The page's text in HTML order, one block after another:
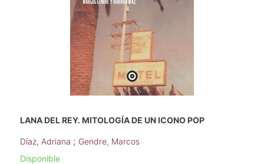
LANA DEL REY. MITOLOGÍA DE UN ICONO POP
Díaz, Adriana ; Gendre, Marcos
Disponible